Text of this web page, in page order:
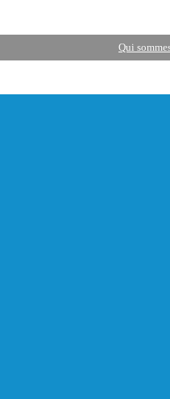
Qui